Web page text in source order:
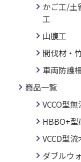
かご工/土
工
山腹工
間伐材・
車両防護
商品一覧
VCCO型
HBBO+
VCCD型流
ダブルウ